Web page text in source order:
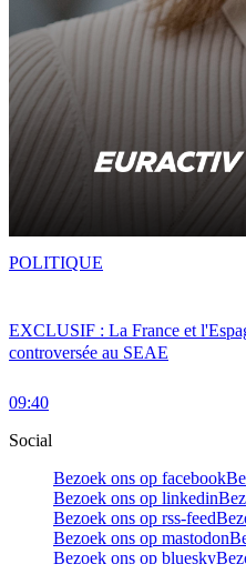
EXCLUSIF : La France et
controversée au SEAE
09:40
POLITIQUE
Social
Bezoek ons op facebook
Bezoek ons op linkedin
Bezoek ons op rss-feed
Bezoek ons op mastodon
Bezoek ons op bluesky